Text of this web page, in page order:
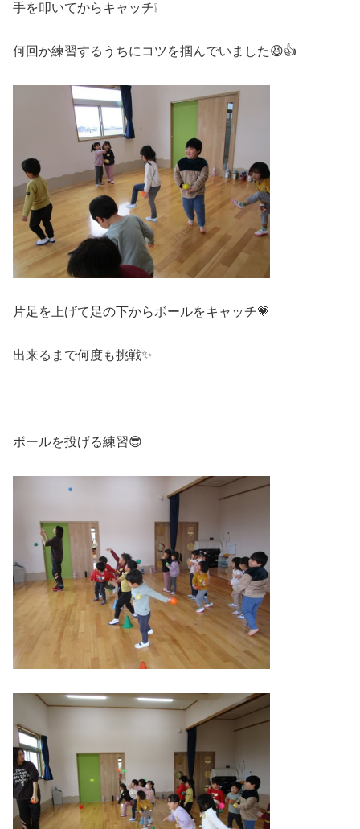
手を叩いてからキャッチ❕
何回か練習するうちにコツを掴んでいました😆👍
片足を上げて足の下からボールをキャッチ💗
出来るまで何度も挑戦✨
ボールを投げる練習😎